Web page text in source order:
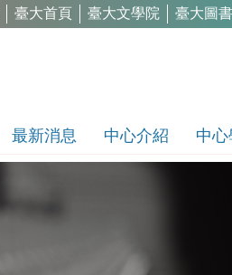
臺大首頁 臺大文學院 臺大圖
最新消息 中心介紹 中心